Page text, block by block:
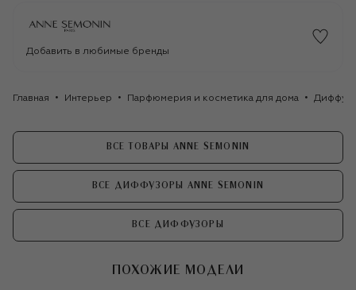
Добавить в любимые бренды
Главная Интерьер Парфюмерия и косметика для дома
ВСЕ ТОВАРЫ ANNE SEMONIN
ВСЕ ДИФФУЗОРЫ ANNE SEMONIN
ВСЕ ДИФФУЗОРЫ
ПОХОЖИЕ МОДЕЛИ